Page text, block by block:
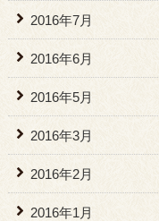
2016年7月
2016年6月
2016年5月
2016年3月
2016年2月
2016年1月